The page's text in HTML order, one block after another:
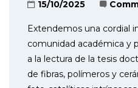
15/10/2025
Extendemos una cordial
comunidad académica y
a la lectura de la tesis
de fibras, polímeros y